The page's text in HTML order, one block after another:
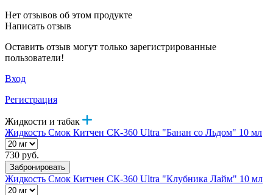
Нет отзывов об этом продукте
Написать отзыв
Оставить отзыв могут только зарегистрированные
пользователи!
Вход
Регистрация
Жидкости и табак
Жидкость Смок Китчен СК-360 Ultra "Банан со Льдом" 10 мл
730 руб.
Забронировать
Жидкость Смок Китчен СК-360 Ultra "Клубника Лайм" 10 мл